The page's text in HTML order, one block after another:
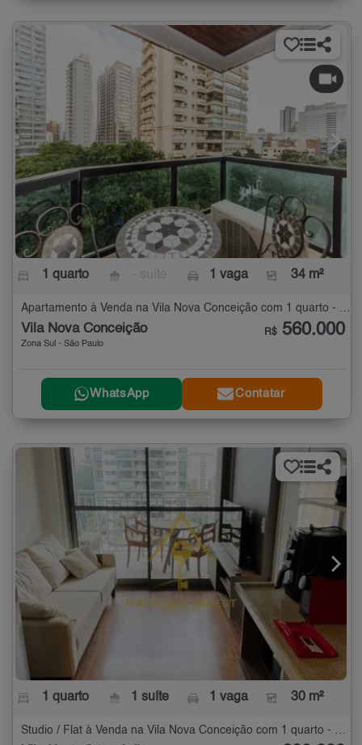
1 quarto 1 vaga 34 m²
Vila Nova Conceição
Zona Sul - São Paulo
R$ 560.000
WhatsApp Contatar
1 quarto 1 suíte 1 vaga 30 m²
Studio / Flat à Venda na Vila Nova Conceição com 1 quarto - 30 m²